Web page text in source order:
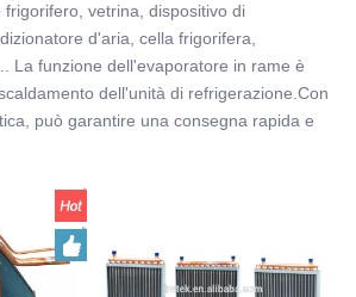
vetrina, dispositivo di
d'aria, cella frigorifera,
La funzione dell'evaporatore in rame è
dell'unità di refrigerazione.Con
può garantire una consegna rapida e